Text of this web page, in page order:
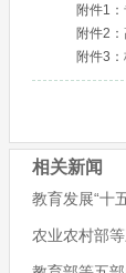
附件1：
附件2：
附件3：
相关新闻
教育发展“十
农业农村部